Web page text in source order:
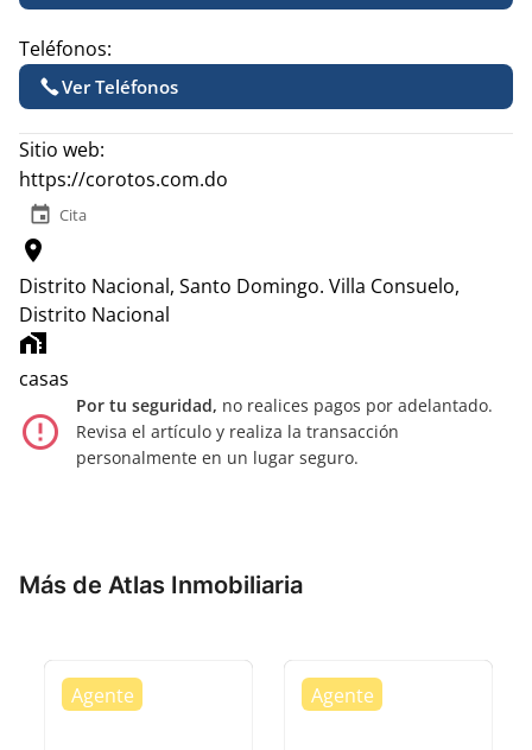
Teléfonos:
Ver Teléfonos
Sitio web:
https://corotos.com.do
event Cita
location_on
Distrito Nacional, Santo Domingo. Villa Consuelo,
Distrito Nacional
home_work
casas
error_outline
Por tu seguridad, no realices pagos por adelantado.
Revisa el artículo y realiza la transacción
personalmente en un lugar seguro.
Más de Atlas Inmobiliaria